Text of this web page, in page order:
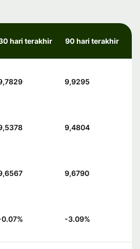
hari terakhir 90 hari terakhir
9,9295
9,4804
9,6790
% -3.09%